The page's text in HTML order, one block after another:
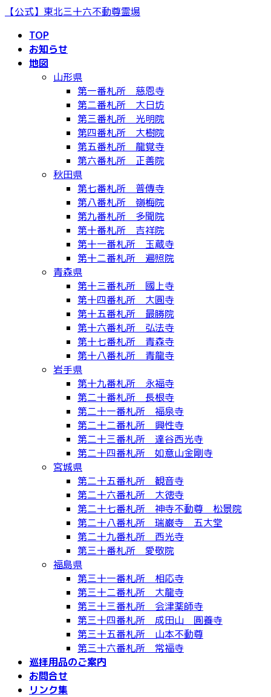
コ
ナ
【公式】東北三十六不動尊霊場
TOP
お知らせ
地図
山形県
第一番札所 慈恩寺
第二番札所 大日坊
第三番札所 光明院
第四番札所 大樹院
第五番札所 龍覚寺
第六番札所 正善院
秋田県
第七番札所 普傳寺
第八番札所 嶺梅院
第九番札所 多聞院
第十番札所 吉祥院
第十一番札所 玉蔵寺
第十二番札所 遍照院
青森県
第十三番札所 國上寺
第十四番札所 大圓寺
第十五番札所 最勝院
第十六番札所 弘法寺
第十七番札所 青森寺
第十八番札所 青龍寺
岩手県
第十九番札所 永福寺
第二十番札所 長根寺
第二十一番札所 福泉寺
第二十二番札所 興性寺
第二十三番札所 達谷西光寺
第二十四番札所 如意山金剛寺
宮城県
第二十五番札所 観音寺
第二十六番札所 大徳寺
第二十七番札所 神寺不動尊 松景院
第二十八番札所 瑞巌寺 五大堂
第二十九番札所 西光寺
第三十番札所 愛敬院
福島県
第三十一番札所 相応寺
第三十二番札所 大龍寺
第三十三番札所 会津薬師寺
第三十四番札所 成田山 圓養寺
第三十五番札所 山本不動尊
第三十六番札所 常福寺
巡拝用品のご案内
お問合せ
リンク集